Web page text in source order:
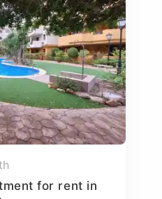
for rent in